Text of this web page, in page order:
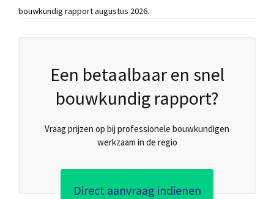
bouwkundig rapport augustus 2026.
Een betaalbaar en snel
bouwkundig rapport?
Vraag prijzen op bij professionele bouwkundigen
werkzaam in de regio
Direct aanvraag indienen